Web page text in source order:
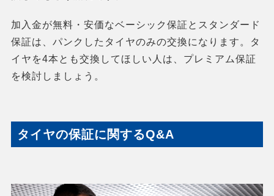
加入金が無料・安価なベーシック保証とスタンダード
保証は、パンクしたタイヤのみの交換になります。タ
イヤを4本とも交換してほしい人は、プレミアム保証
を検討しましょう。
タイヤの保証に関するQ&A